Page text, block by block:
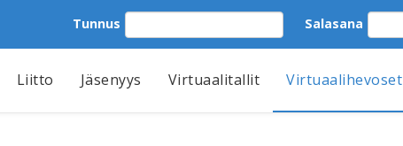
Tunnus Salasana
Liitto Jäsenyys Virtuaalitallit Virtuaalihevoset